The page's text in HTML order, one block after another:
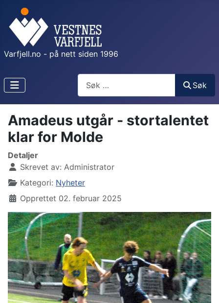
Varfjell.no - på nett siden 1996
Søk
Amadeus utgår - stortalentet
klar for Molde
Detaljer
Skrevet av: Administrator
Kategori: Nyheter
Opprettet 02. februar 2025